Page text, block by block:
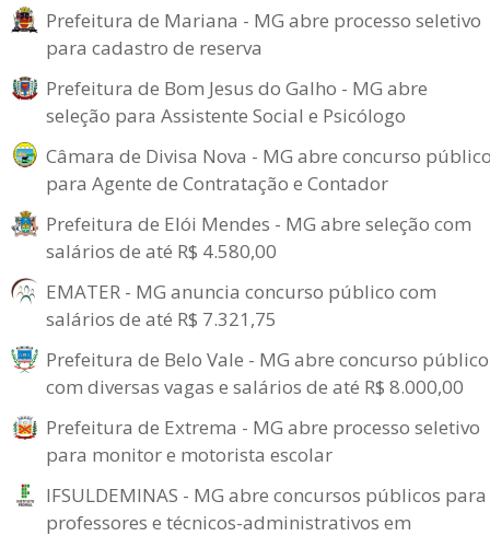
Prefeitura de Mariana - MG abre processo seletivo
para cadastro de reserva
Prefeitura de Bom Jesus do Galho - MG abre
seleção para Assistente Social e Psicólogo
Câmara de Divisa Nova - MG abre concurso
para Agente de Contratação e Contador
Prefeitura de Elói Mendes - MG abre seleção com
salários de até R$ 4.580,00
EMATER - MG anuncia concurso público com
salários de até R$ 7.321,75
Prefeitura de Belo Vale - MG abre concurso público
com diversas vagas e salários de até R$ 8.000,00
Prefeitura de Extrema - MG abre processo seletivo
para monitor e motorista escolar
IFSULDEMINAS - MG abre concursos públicos para
professores e técnicos-administrativos em